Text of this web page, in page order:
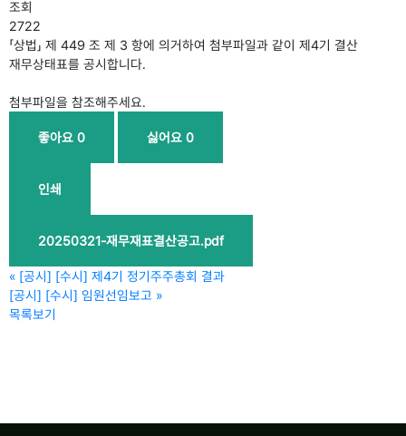
조회
2722
「상법」 제 449 조 제 3 항에 의거하여 첨부파일과 같이 제4기 결산
재무상태표를 공시합니다.
첨부파일을 참조해주세요.
좋아요 0 싫어요 0
인쇄
20250321-재무재표결산공고.pdf
« [공시] [수시] 제4기 정기주주총회 결과
[공시] [수시] 임원선임보고 »
목록보기